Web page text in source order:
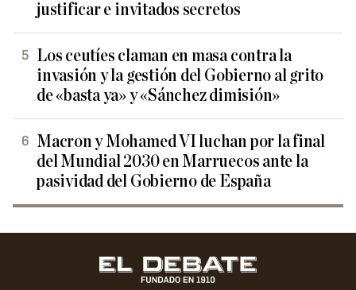
justificar e invitados secretos
Los ceutíes claman en masa contra la
invasión y la gestión del Gobierno al grito
de «basta ya» y «Sánchez dimisión»
Macron y Mohamed VI luchan por la final
del Mundial 2030 en Marruecos ante la
pasividad del Gobierno de España